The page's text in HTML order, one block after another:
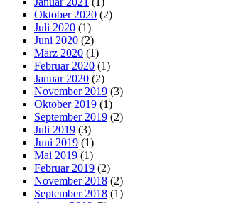
Oktober 2020 (2)
Juli 2020 (1)
Juni 2020 (2)
März 2020 (1)
Februar 2020 (1)
Januar 2020 (2)
November 2019 (3)
Oktober 2019 (1)
September 2019 (2)
Juli 2019 (3)
Juni 2019 (1)
Mai 2019 (1)
Februar 2019 (2)
November 2018 (2)
September 2018 (1)